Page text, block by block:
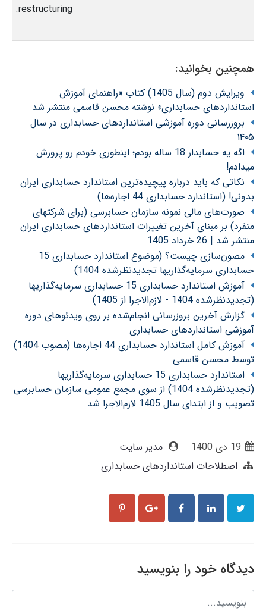
restructuring.
همچنین بخوانید:
ویرایش دوم (سال 1405) کتاب «راهنمای آموزش
استانداردهای حسابداری» نوشته محسن قاسمی منتشر شد
بروزرسانی دوره آموزشی استانداردهای حسابداری در سال
۱۴۰۵
اگه یه حسابدار 18 ساله بودم؛ اینطوری خودم رو پرورش
میدادم!
نکاتی که باید درباره پیچیده‌ترین استاندارد حسابداری ایران
بدونی! (استاندارد حسابداری 44 اجاره‌ها)
صورت‌های مالی نمونه سازمان حسابرسی (برای شرکتهای
منفرد) بر مبنای آخرین تغییرات استانداردهای حسابداری ایران
منتشر شد | 26 خرداد 1405
مصون‌سازی چیست؟ (موضوع استاندارد حسابداری 15
حسابداری سرمایه‌گذاریها تجدیدنظرشده 1404)
آموزش استاندارد حسابداری 15 حسابداری سرمایه‌گذاریها
(تجدیدنظرشده 1404 - لازم‌الاجرا از 1405)
گزارش آخرین بروزرسانی انجام‌شده بر روی ویدئوهای دوره
آموزشی استانداردهای حسابداری
آموزش کامل استاندارد حسابداری 44 اجاره‌ها (مصوب 1404)
توسط محسن قاسمی
استاندارد حسابداری 15 حسابداری سرمایه‌گذاریها
(تجدیدنظرشده 1404) از سوی مجمع عمومی سازمان حسابرسی
تصویب و از ابتدای سال 1405 لازم‌الاجرا شد
19 دی 1400
مدیر سایت
اصطلاحات استانداردهای حسابداری
دیدگاه خود را بنویسید